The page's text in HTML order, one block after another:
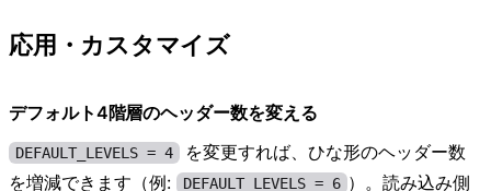
応用・カスタマイズ
デフォルト4階層のヘッダー数を変える
DEFAULT_LEVELS = 4
を変更すれば、ひな形のヘッダー数
を増減できます（例:
DEFAULT_LEVELS = 6 ）。読み込み側